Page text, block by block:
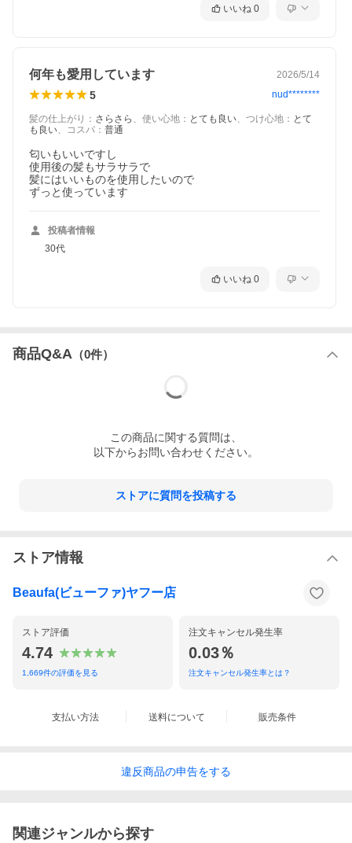
※ 代引き支払いをご希望の際は、送料＋手数料を加算させて頂き
ますので、ご了承ください。
いいね 0
何年も愛用しています 2026/5/14
5 nud********
髪の仕上がり ： さらさら 、 使い心地 ： とても良い、 つけ心地 ： とて
も良い、 コスパ ： 普通
匂いもいいですし
使用後の髪もサラサラで
髪にはいいものを使用したいので
ずっと使っています
投稿者情報
30代
いいね 0
商品Q&A （0件）
この商品に関する質問は、
以下からお問い合わせください。
ストアに質問を投稿する
ストア情報
Beaufa(ビューファ)ヤフー店
ストア評価
4.74
1,669件の評価を見る
注文キャンセル発生率
0.03％
注文キャンセル発生率とは？
支払い方法 送料について 販売条件
違反商品の申告をする
関連ジャンルから探す